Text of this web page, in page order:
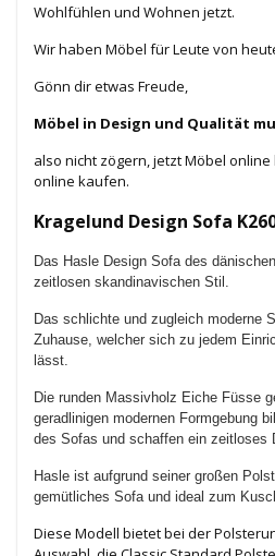
Wohlfühlen und Wohnen jetzt.
Wir haben Möbel für Leute von
Gönn dir etwas Freude,
Möbel in Design und Qualität
also nicht zögern, jetzt Möbel
online kaufen.
Kragelund Design Sofa
Das Hasle Design Sofa des
zeitlosen skandinavischen Stil.
Das schlichte und zugleich moderne
Zuhause, welcher sich zu jedem
lässt.
Die runden Massivholz Eiche Füsse
geradlinigen modernen Formgebung
des Sofas und schaffen ein zeitloses
Hasle ist aufgrund seiner großen
gemütliches Sofa und ideal zum
Diese Modell bietet bei der